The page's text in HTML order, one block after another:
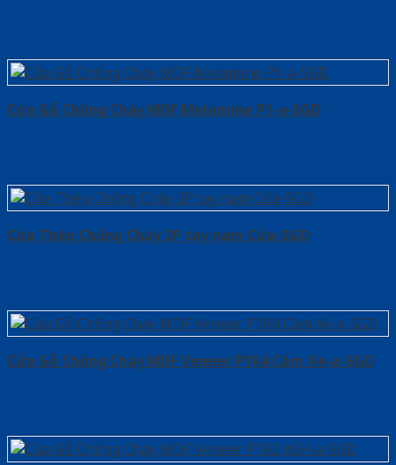
Cửa Gỗ Chống Cháy MDF Melamine P1-a-SGD
Cửa Thép Chống Cháy 2P tay nam Cửa-SGD
Cửa Gỗ Chống Cháy MDF Veneer P1R4 Căm Xe-a-SGD